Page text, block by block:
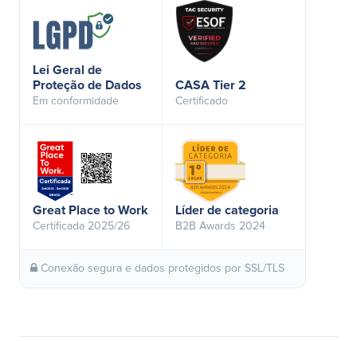
Lei Geral de
Proteção de Dados
Em conformidade
CASA Tier 2
Certificado
Great Place to Work
Certificada 2025/26
Líder de categoria
B2B Awards 2024
Conexão segura e dados protegidos por SSL/TLS